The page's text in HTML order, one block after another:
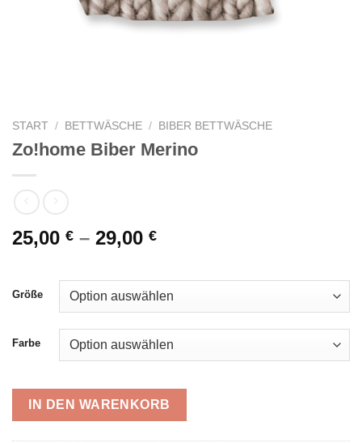
START / BETTWÄSCHE / BIBER BETTWÄSCHE
Zo!home Biber Merino
25,00 € – 29,00 €
Größe
Farbe
IN DEN WARENKORB